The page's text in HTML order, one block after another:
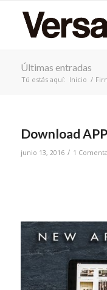
Últimas entradas
Tú estás aquí: Inicio /
Download
junio 13, 2016 / 1